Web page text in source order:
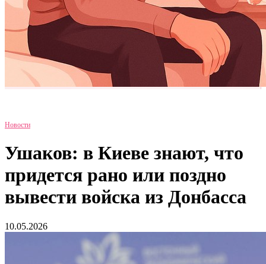
Новости
Ушаков: в Киеве знают, что
придется рано или поздно
вывести войска из Донбасса
10.05.2026